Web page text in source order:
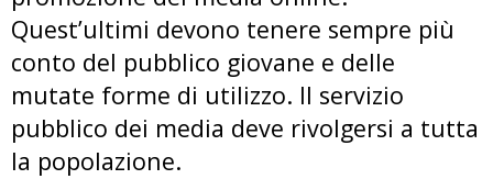
Quest’ultimi devono tenere sempre più
conto del pubblico giovane e delle
mutate forme di utilizzo. Il servizio
pubblico dei media deve rivolgersi a tutta
la popolazione.